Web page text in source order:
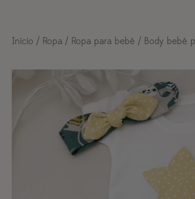
Inicio / Ropa / Ropa para bebé / Body bebé